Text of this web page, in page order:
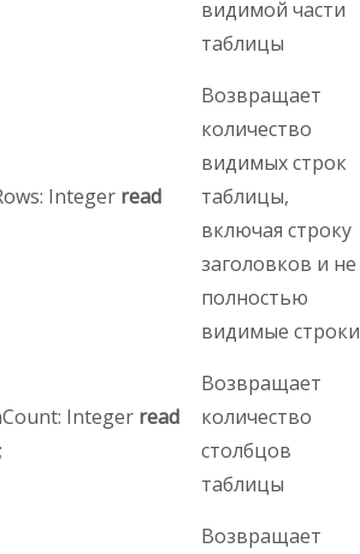
видимой части
таблицы
Integer read
Возвращает
количество
видимых строк
таблицы,
включая строку
заголовков и не
полностью
видимые строки
Integer read
Возвращает
количество
столбцов
таблицы
Возвращает